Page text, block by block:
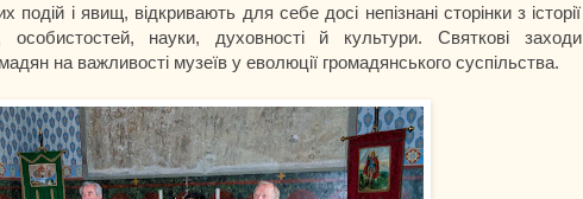
подій і явищ, відкривають для себе досі непізнані сторінки з історії
науки, духовності й культури. Святкові заходи
на важливості музеїв у еволюції громадянського суспільства.